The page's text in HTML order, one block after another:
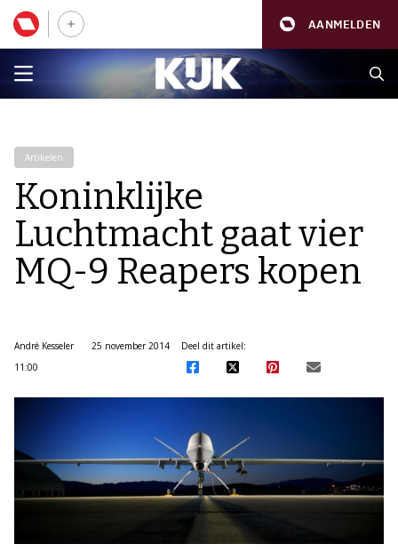
AANMELDEN
Artikelen
Koninklijke
Luchtmacht gaat vier
MQ-9 Reapers kopen
André Kesseler
25 november 2014
11:00
Deel dit artikel: